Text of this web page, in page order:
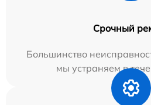
Срочный
Большинство
мы устраняем в